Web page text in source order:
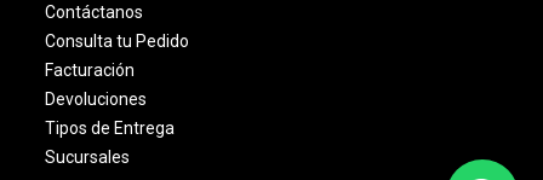
Contáctanos
Consulta tu Pedido
Facturación
Devoluciones
Tipos de Entrega
Sucursales